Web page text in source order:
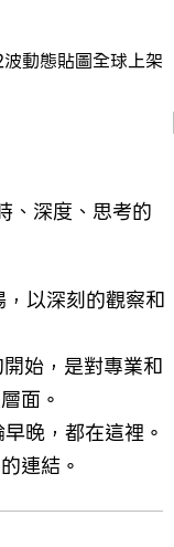
動態貼圖全球上架
、深度、思考的
以深刻的觀察和
始，是對專業和
面。
晚，都在這裡。
連結。